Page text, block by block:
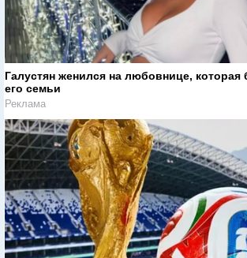
Галустян женился на любовнице,
его семьи
Реклама